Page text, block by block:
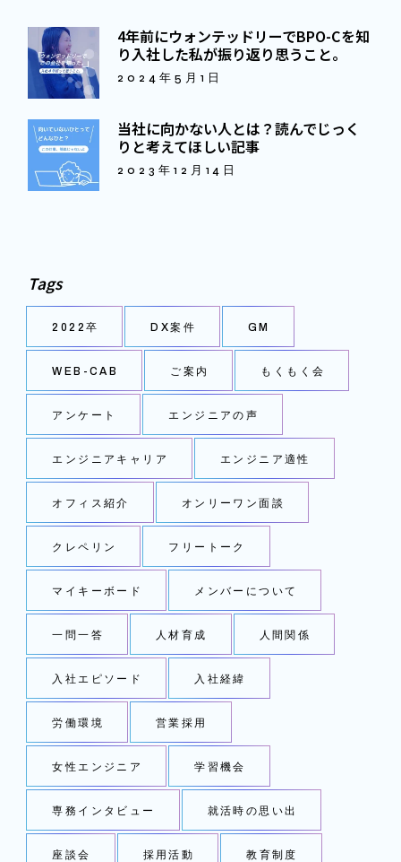
4年前にウォンテッドリーでBPO-Cを知
り入社した私が振り返り思うこと。
2024年5月1日
当社に向かない人とは？読んでじっく
りと考えてほしい記事
2023年12月14日
Tags
2022卒 DX案件 GM
WEB-CAB ご案内 もくもく会
アンケート エンジニアの声
エンジニアキャリア エンジニア適性
オフィス紹介 オンリーワン面談
クレペリン フリートーク
マイキーボード メンバーについて
一問一答 人材育成 人間関係
入社エピソード 入社経緯
労働環境 営業採用
女性エンジニア 学習機会
専務インタビュー 就活時の思い出
座談会 採用活動 教育制度